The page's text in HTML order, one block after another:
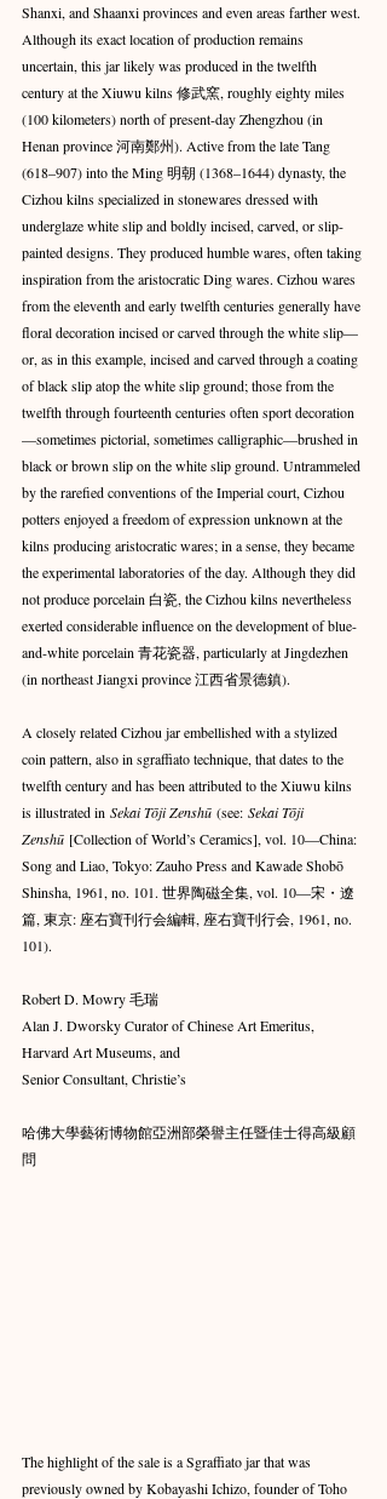
Shanxi, and Shaanxi provinces and even areas farther west.
Although its exact location of production remains
uncertain, this jar likely was produced in the twelfth
century at the Xiuwu kilns 修武窯, roughly eighty miles
(100 kilometers) north of present-day Zhengzhou (in
Henan province 河南鄭州). Active from the late Tang
(618–907) into the Ming 明朝 (1368–1644) dynasty, the
Cizhou kilns specialized in stonewares dressed with
underglaze white slip and boldly incised, carved, or slip-
painted designs. They produced humble wares, often taking
inspiration from the aristocratic Ding wares. Cizhou wares
from the eleventh and early twelfth centuries generally have
floral decoration incised or carved through the white slip—
or, as in this example, incised and carved through a coating
of black slip atop the white slip ground; those from the
twelfth through fourteenth centuries often sport decoration
—sometimes pictorial, sometimes calligraphic—brushed in
black or brown slip on the white slip ground. Untrammeled
by the rarefied conventions of the Imperial court, Cizhou
potters enjoyed a freedom of expression unknown at the
kilns producing aristocratic wares; in a sense, they became
the experimental laboratories of the day. Although they did
not produce porcelain 白瓷, the Cizhou kilns nevertheless
exerted considerable influence on the development of blue-
and-white porcelain 青花瓷器, particularly at Jingdezhen
(in northeast Jiangxi province 江西省景德鎮).
A closely related Cizhou jar embellished with a stylized
coin pattern, also in sgraffiato technique, that dates to the
twelfth century and has been attributed to the Xiuwu kilns
is illustrated in Sekai Tōji Zenshū (see: Sekai Tōji
Zenshū [Collection of World’s Ceramics], vol. 10—China:
Song and Liao, Tokyo: Zauho Press and Kawade Shobō
Shinsha, 1961, no. 101. 世界陶磁全集, vol. 10—宋・遼
篇, 東京: 座右寶刊行会編輯, 座右寶刊行会, 1961, no.
101).
Robert D. Mowry 毛瑞
Alan J. Dworsky Curator of Chinese Art Emeritus,
Harvard Art Museums, and
Senior Consultant, Christie’s
哈佛大學藝術博物館亞洲部榮譽主任暨佳士得高級顧
問
The highlight of the sale is a Sgraffiato jar that was
previously owned by Kobayashi Ichizo, founder of Toho